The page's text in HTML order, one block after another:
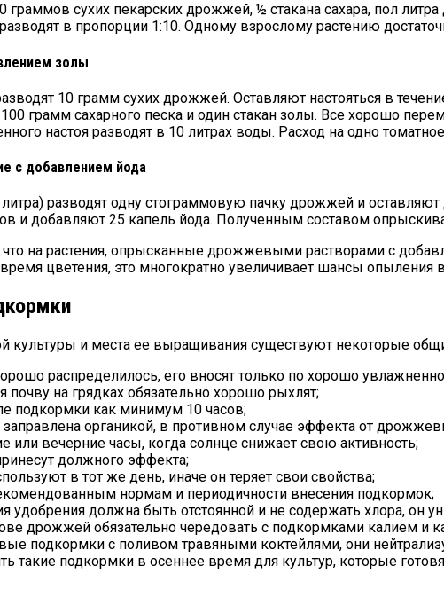
граммов сухих пекарских дрожжей, ½ стакана сахара, пол
в пропорции 1:10. Одному взрослому растению
золы
10 грамм сухих дрожжей. Оставляют настояться в
грамм сахарного песка и один стакан золы. Все хорошо
настоя разводят в 10 литрах воды. Расход на одно
с добавлением йода
разводят одну стограммовую пачку дрожжей и
и добавляют 25 капель йода. Полученным составом
на растения, опрысканные дрожжевыми растворами с
цветения, это многократно увеличивает шансы опыления
культуры и места ее выращивания существуют некоторые
распределилось, его вносят только по хорошо
на грядках обязательно хорошо рыхлят;
подкормки как минимум 10 часов;
органикой, в противном случае эффекта от
или вечерние часы, когда солнце снижает свою активность;
должного эффекта;
в тот же день, иначе он теряет свои свойства;
нормам и периодичности внесения подкормок;
удобрения должна быть отстоянной и не содержать хлора, он
дрожжей обязательно чередовать с подкормками калием и
подкормки с поливом травяными коктейлями, они
такие подкормки в осеннее время для культур, которые